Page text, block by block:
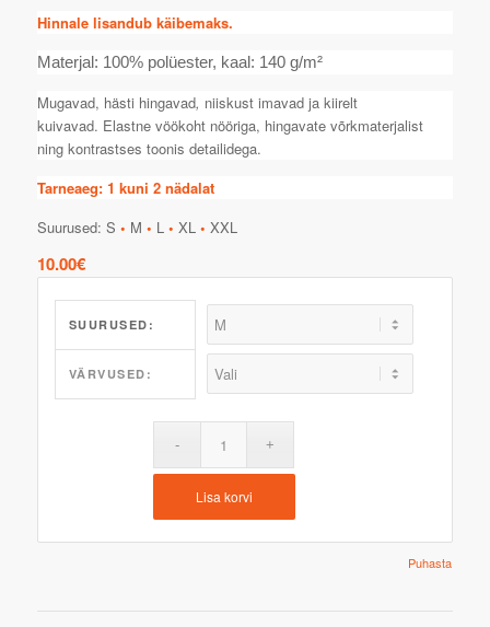
Hinnale lisandub käibemaks.
Materjal: 100% polüester, kaal: 140 g/m²
Mugavad, hästi hingavad, niiskust imavad ja kiirelt
kuivavad. Elastne vöökoht nööriga, hingavate võrkmaterjalist
ning kontrastses toonis detailidega.
Tarneaeg: 1 kuni 2 nädalat
Suurused: S • M • L • XL • XXL
10.00€
SUURUSED:
VÄRVUSED:
Puhasta
Lisa korvi